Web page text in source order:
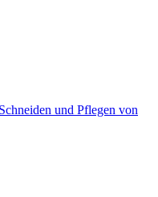
und Pflegen von